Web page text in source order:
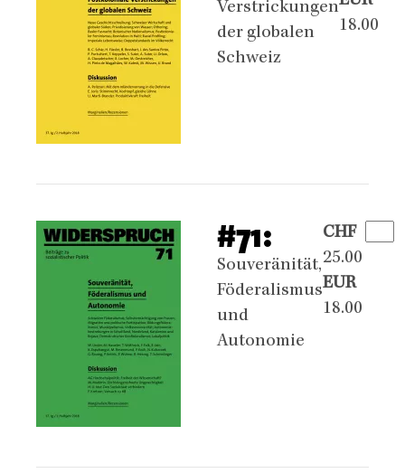
Verstrickungen
der globalen
Schweiz
18.00
#71:
Souveränität,
Föderalismus
und
Autonomie
CHF
25.00
EUR
18.00